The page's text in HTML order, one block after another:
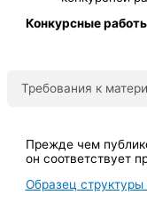
Конкурсные
Требования к
Прежде чем
он соответствует
Образец